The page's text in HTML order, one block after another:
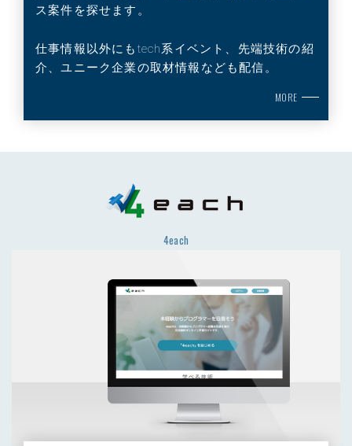
ス案件を探せます。
仕事情報以外にもtech系イベント、先端技術の紹
介、ユニーク企業の取材情報なども配信。
MORE
4each